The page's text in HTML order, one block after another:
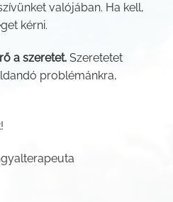
valójában. Ha kell,
kérni.
a szeretet. Szeretetet
problémánkra,